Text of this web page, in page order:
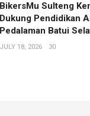
BikersMu Sulteng
Dukung Pendidikan
Pedalaman Batui
JULY 18, 2026 30